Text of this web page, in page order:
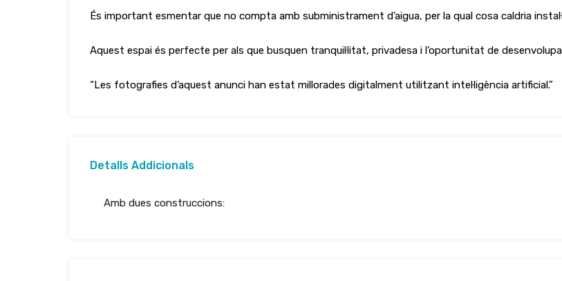
És important esmentar que no compta amb subministrament d’aigua, per la qual cosa caldria
Aquest espai és perfecte per als que busquen tranquil·litat, privadesa i l’oportunitat de
“Les fotografies d’aquest anunci han estat millorades digitalment utilitzant intel·ligència artificial.”
Detalls Addicionals
Amb dues construccions: